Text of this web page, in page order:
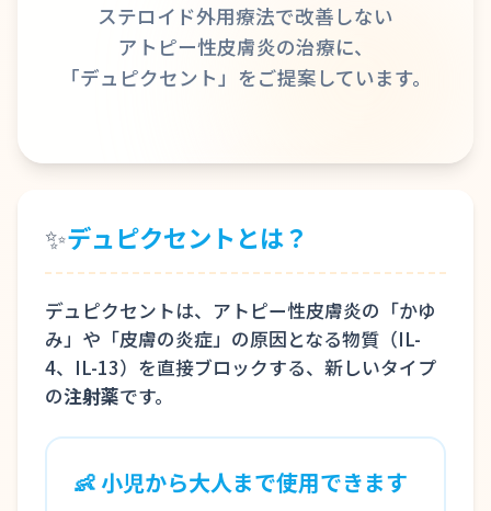
ステロイド外用療法で改善しない
アトピー性皮膚炎の治療に、
「デュピクセント」をご提案しています。
✨デュピクセントとは？
デュピクセントは、アトピー性皮膚炎の「かゆ
み」や「皮膚の炎症」の原因となる物質（IL-
4、IL-13）を直接ブロックする、新しいタイプ
の注射薬です。
👶 小児から大人まで使用できます